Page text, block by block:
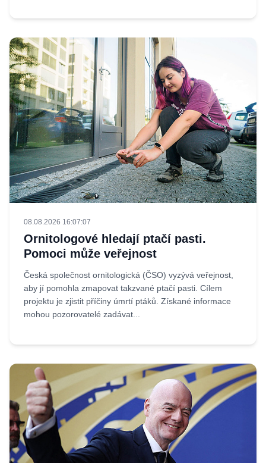
08.08.2026 16:07:07
Ornitologové hledají ptačí pasti.
Pomoci může veřejnost
Česká společnost ornitologická (ČSO) vyzývá veřejnost,
aby jí pomohla zmapovat takzvané ptačí pasti. Cílem
projektu je zjistit příčiny úmrtí ptáků. Získané informace
mohou pozorovatelé zadávat...